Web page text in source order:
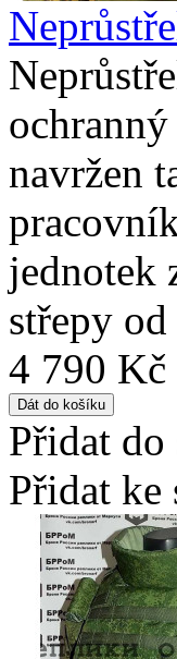
navržen
jednotek
střepy od
4 790 Kč
Přidat do
Přidat ke